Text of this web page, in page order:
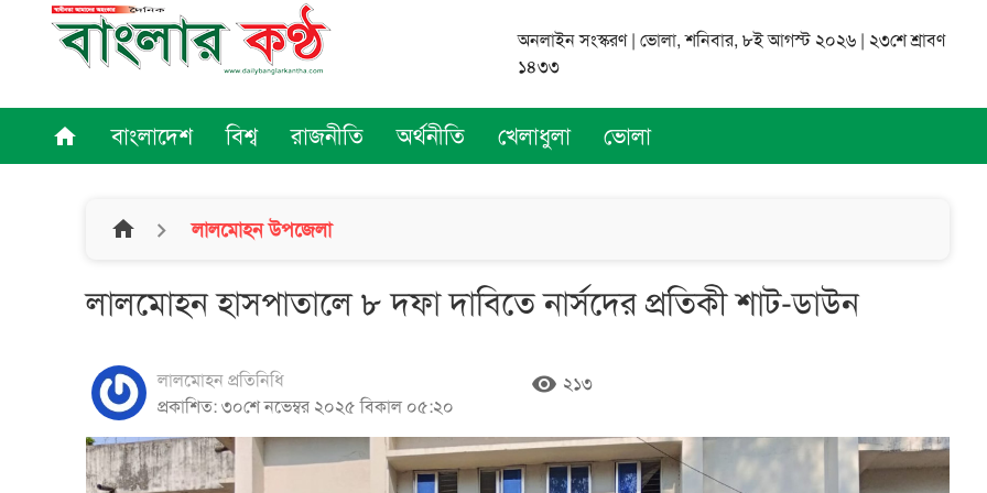
অনলাইন সংস্করণ | ভোলা, শনিবার, ৮ই আগস্ট ২০২৬ | ২৩শে শ্রাবণ
১৪৩৩
home বাংলাদেশ বিশ্ব রাজনীতি অর্থনীতি খেলাধুলা ভোলা
home লালমোহন উপজেলা
লালমোহন হাসপাতালে ৮ দফা দাবিতে নার্সদের প্রতিকী শাট-ডাউন
লালমোহন প্রতিনিধি
প্রকাশিত: ৩০শে নভেম্বর ২০২৫ বিকাল ০৫:২০
remove_red_eye ২১৩